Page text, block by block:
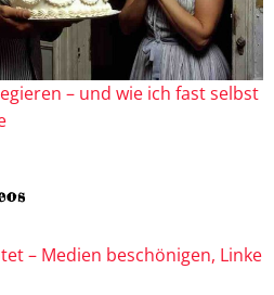
– und wie ich fast selbst
– Medien beschönigen, Linke